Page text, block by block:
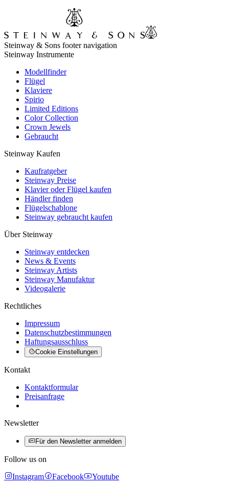
Steinway & Sons footer navigation
Steinway Instrumente
Modellfinder
Flügel
Klaviere
Spirio
Limited Editions
Color Collection
Crown Jewels
Gebraucht
Steinway Kaufen
Kaufratgeber
Steinway Preise
Klavier oder Flügel kaufen
Händler finden
Flügelschablone
Steinway gebraucht kaufen
Über Steinway
Steinway entdecken
News & Events
Steinway Artists
Steinway Manufaktur
Videogalerie
Rechtliches
Impressum
Datenschutzbestimmungen
Haftungsausschluss
Cookie Einstellungen
Kontakt
Kontaktformular
Preisanfrage
Newsletter
Für den Newsletter anmelden
Follow us on
Instagram
Facebook Youtube